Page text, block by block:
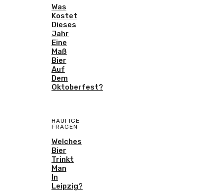
Was
Kostet
Dieses
Jahr
Eine
Maß
Bier
Auf
Dem
Oktoberfest?
HÄUFIGE
FRAGEN
Welches
Bier
Trinkt
Man
In
Leipzig?